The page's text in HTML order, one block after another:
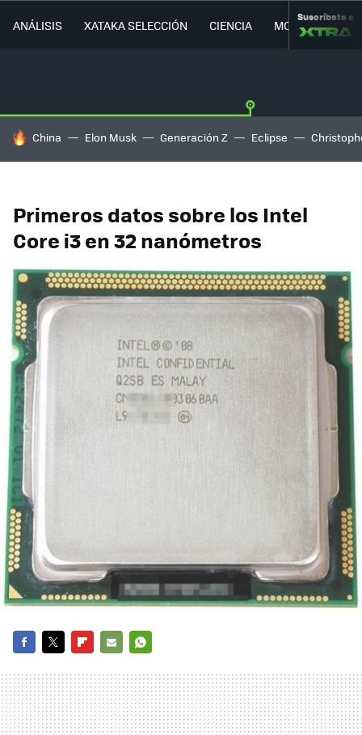
ANÁLISIS XATAKA SELECCIÓN CIENCIA MOVILIDAD
Suscríbete a
HOY SE HABLA DE
China Elon Musk Generación Z Eclipse
Primeros datos sobre los Intel
Core i3 en 32 nanómetros
MAIL